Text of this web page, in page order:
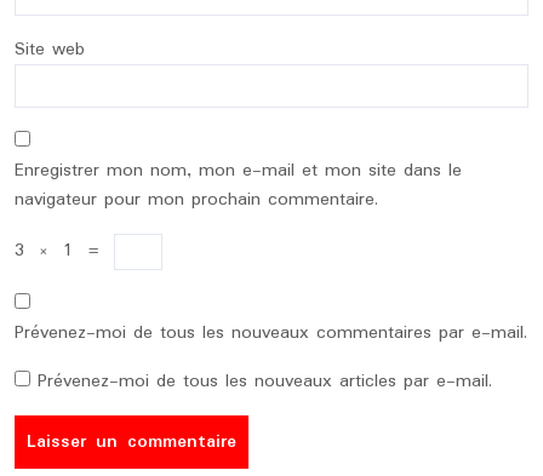
Site web
Enregistrer mon nom, mon e-mail et mon site dans le
navigateur pour mon prochain commentaire.
3 × 1 =
Prévenez-moi de tous les nouveaux commentaires par e-mail.
Prévenez-moi de tous les nouveaux articles par e-mail.